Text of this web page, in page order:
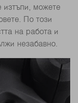
изтъпи, можете
По този
на работа и
незабавно.